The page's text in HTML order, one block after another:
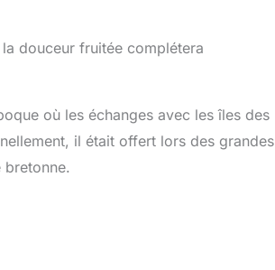
douceur fruitée complétera
où les échanges avec les îles des
il était offert lors des grandes
bretonne.